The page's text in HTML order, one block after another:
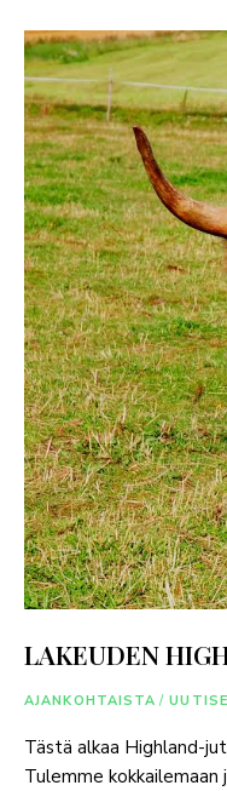
LAKEUDEN
AJANKOHTAISTA /
Tästä alkaa Highland-
Tulemme